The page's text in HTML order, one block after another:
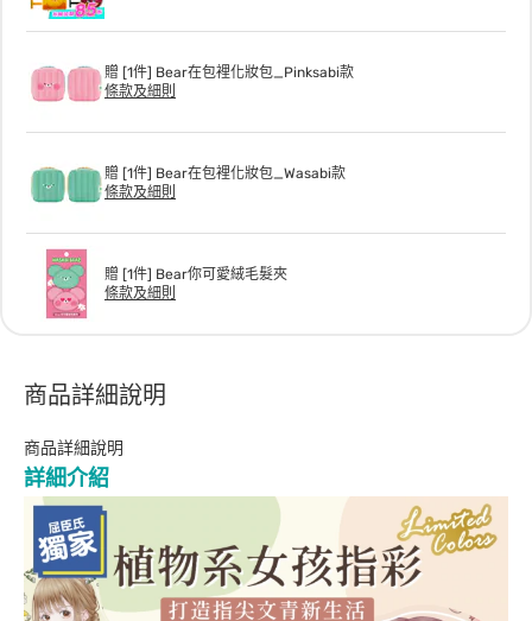
贈 [1件] Bear在包裡化妝包_Pinksabi款
條款及細則
贈 [1件] Bear在包裡化妝包_Wasabi款
條款及細則
贈 [1件] Bear你可愛絨毛髮夾
條款及細則
商品詳細說明
商品詳細說明
詳細介紹